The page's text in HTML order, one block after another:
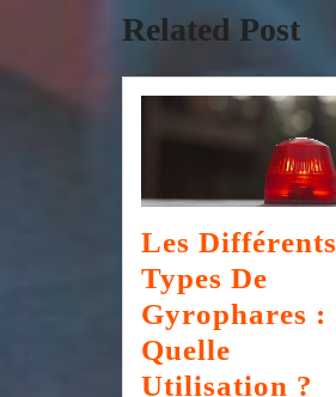
Related Post
Les Différents
Types De
Gyrophares :
Quelle
Utilisation ?